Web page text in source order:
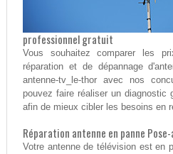
professionnel gratuit
Vous souhaitez comparer les
réparation et de dépannage
antenne-tv_le-thor avec nos
pouvez faire réaliser un diagnostic
afin de mieux cibler les besoins en
Réparation antenne en panne
Votre antenne de télévision est en